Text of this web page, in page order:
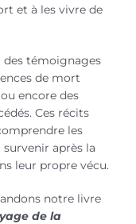
et à les vivre de
des témoignages
de mort
encore des
Ces récits
les
après la
leur propre vécu.
notre livre
de la